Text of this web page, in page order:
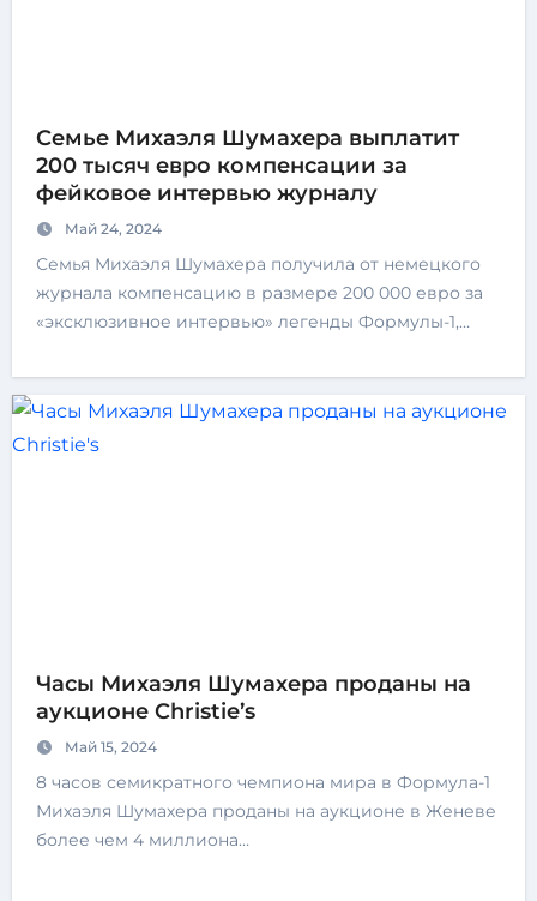
Семье Михаэля Шумахера выплатит
200 тысяч евро компенсации за
фейковое интервью журналу
Май 24, 2024
Семья Михаэля Шумахера получила от немецкого
журнала компенсацию в размере 200 000 евро за
«эксклюзивное интервью» легенды Формулы-1,…
Часы Михаэля Шумахера проданы на
аукционе Christie’s
Май 15, 2024
8 часов семикратного чемпиона мира в Формула-1
Михаэля Шумахера проданы на аукционе в Женеве
более чем 4 миллиона…